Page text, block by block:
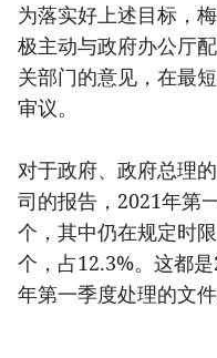
为落实好上述目标，
极主动与政府办公厅
关部门的意见，在最
审议。
对于政府、政府总理
司的报告，2021年第
个，其中仍在规定时
个，占12.3%。这都
年第一季度处理的文件